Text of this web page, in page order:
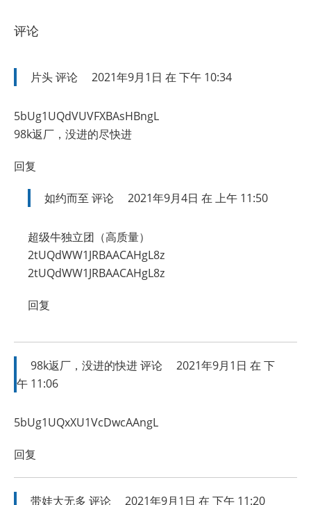
评论
片头评论 2021年9月1日 在 下午 10:34
5bUg1UQdVUVFXBAsHBngL
98k返厂，没进的尽快进
回复
如约而至 评论 2021年9月4日 在 上午 11:50
超级牛独立团（高质量）
2tUQdWW1JRBAACAHgL8z
2tUQdWW1JRBAACAHgL8z
回复
98k返厂，没进的快进评论
2021年9月1日 在 下
午 11:06
5bUg1UQxXU1VcDwcAAngL
回复
带娃大无多 评论 2021年9月1日 在 下午 11:20